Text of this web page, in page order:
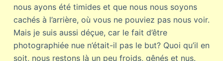
nous ayons été timides et que nous nous soyons
cachés à l’arrière, où vous ne pouviez pas nous voir.
Mais je suis aussi déçue, car le fait d’être
photographiée nue n’était-il pas le but? Quoi qu’il en
soit, nous restons là un peu froids, gênés et nus.